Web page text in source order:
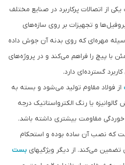
از اتصالات پرکاربرد در صنایع مختلف
و تجهیزات بر روی سازه‌های
مهره‌ای که روی بدنه آن جوش داده
با پیچ را فراهم می‌کند و در پروژه‌های
گسترده‌ای دارد.
از فولاد مقاوم تولید می‌شود و بسته به
یا رنگ الکترواستاتیک درجه
خوردگی مقاومت بیشتری داشته باشد.
که نصب آن ساده بوده و استحکام
تضمین می‌کند. از دیگر ویژگیهای بست